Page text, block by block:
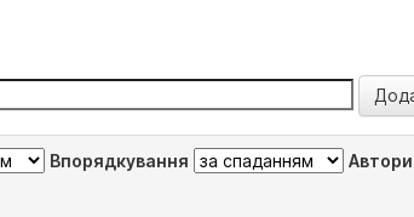
Впорядкування Автори